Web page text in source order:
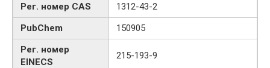
Рег. номер CAS
1312-43-2
PubChem
150905
Рег. номер
EINECS
215-193-9